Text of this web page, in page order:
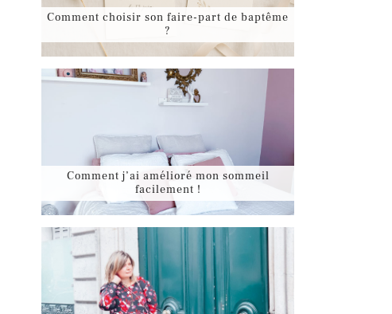
Comment choisir son faire-part de baptême
?
Comment j’ai amélioré mon sommeil
facilement !